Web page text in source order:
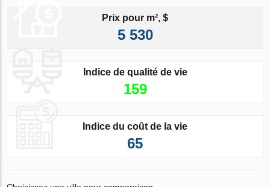
Prix pour m², $
5 530
Indice de qualité de vie
159
Indice du coût de la vie
65